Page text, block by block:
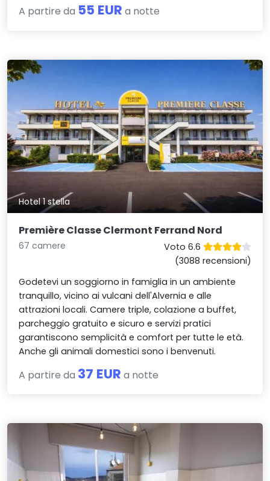
A partire da 55 EUR a notte
Hotel 1 stella
Première Classe Clermont Ferrand Nord
67 camere
Voto 6.6
(3088 recensioni)
Godetevi un soggiorno in famiglia in un ambiente
tranquillo, vicino ai vulcani dell'Alvernia e alle
attrazioni locali. Camere triple, colazione a buffet,
parcheggio gratuito e sicuro e servizi pratici
garantiscono semplicità e comfort per tutte le età.
Anche gli animali domestici sono i benvenuti.
A partire da 37 EUR a notte